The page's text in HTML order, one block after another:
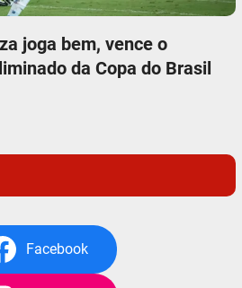
joga bem, vence o
da Copa do Brasil
Facebook